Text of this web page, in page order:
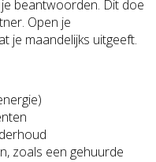
beantwoorden. Dit doe
Open je
je maandelijks uitgeeft.
zoals een gehuurde